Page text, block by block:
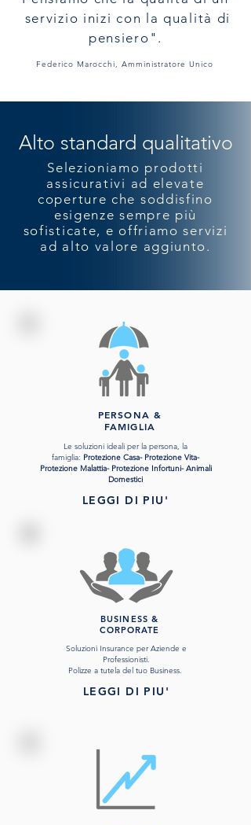
servizio inizi con la qualità di
pensiero ".
Federico Marocchi, Amministratore Unico
Alto standard qualitativo
Selezioniamo prodotti
assicurativi ad elevate
coperture che soddisfino
esigenze sempre più
sofisticate, e offriamo servizi
ad alto valore aggiunto.
PERSONA &
FAMIGLIA
Le soluzioni ideali per la persona, la
famiglia: Protezione Casa- Protezione Vita-
Protezione Malattia- Protezione Infortuni- Animali
Domestici
LEGGI DI PIU'
BUSINESS &
CORPORATE
Soluzioni Insurance per Aziende e
Professionisti.
Polizze a tutela del tuo Business.
LEGGI DI PIU'